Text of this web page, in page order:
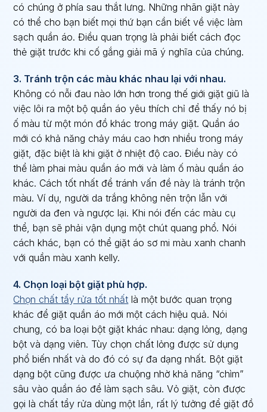
có chúng ở phía sau thắt lưng. Những nhãn giặt này
có thể cho bạn biết mọi thứ bạn cần biết về việc làm
sạch quần áo. Điều quan trọng là phải biết cách đọc
thẻ giặt trước khi cố gắng giải mã ý nghĩa của chúng.
3. Tránh trộn các màu khác nhau lại với nhau.
Không có nỗi đau nào lớn hơn trong thế giới giặt giũ là
việc lôi ra một bộ quần áo yêu thích chỉ để thấy nó bị
ố màu từ một món đồ khác trong máy giặt. Quần áo
mới có khả năng chảy máu cao hơn nhiều trong máy
giặt, đặc biệt là khi giặt ở nhiệt độ cao. Điều này có
thể làm phai màu quần áo mới và làm ố màu quần áo
khác. Cách tốt nhất để tránh vấn đề này là tránh trộn
màu. Ví dụ, người da trắng không nên trộn lẫn với
người da đen và ngược lại. Khi nói đến các màu cụ
thể, bạn sẽ phải vận dụng một chút quang phổ. Nói
cách khác, bạn có thể giặt áo sơ mi màu xanh chanh
với quần màu xanh kelly.
4. Chọn loại bột giặt phù hợp.
Chọn chất tẩy rửa tốt nhất là một bước quan trọng
khác để giặt quần áo mới một cách hiệu quả. Nói
chung, có ba loại bột giặt khác nhau: dạng lỏng, dạng
bột và dạng viên. Tùy chọn chất lỏng được sử dụng
phổ biến nhất và do đó có sự đa dạng nhất. Bột giặt
dạng bột cũng được ưa chuộng nhờ khả năng “chìm”
sâu vào quần áo để làm sạch sâu. Vỏ giặt, còn được
gọi là chất tẩy rửa dùng một lần, rất lý tưởng để giặt đồ